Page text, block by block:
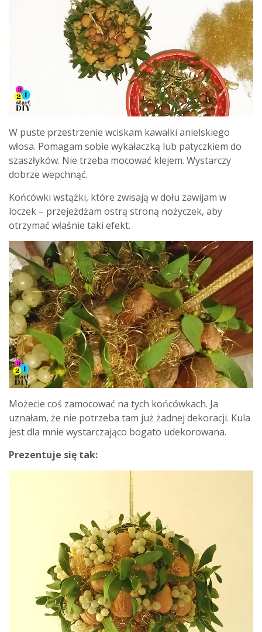
W puste przestrzenie wciskam kawałki anielskiego
włosa. Pomagam sobie wykałaczką lub patyczkiem do
szaszłyków. Nie trzeba mocować klejem. Wystarczy
dobrze wepchnąć.
Końcówki wstążki, które zwisają w dołu zawijam w
loczek – przejeżdżam ostrą stroną nożyczek, aby
otrzymać właśnie taki efekt.
Możecie coś zamocować na tych końcówkach. Ja
uznałam, że nie potrzeba tam już żadnej dekoracji. Kula
jest dla mnie wystarczająco bogato udekorowana.
Prezentuje się tak: